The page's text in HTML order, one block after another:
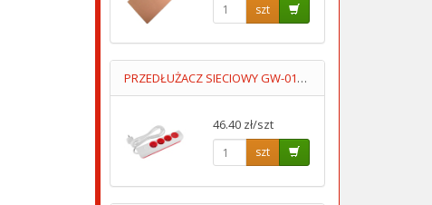
szt
PRZEDŁUŻACZ SIECIOWY GW-0184 +USBA+USBC 1.4M 3GN+WYŁĄCZNIK
46.40 zł/szt
szt